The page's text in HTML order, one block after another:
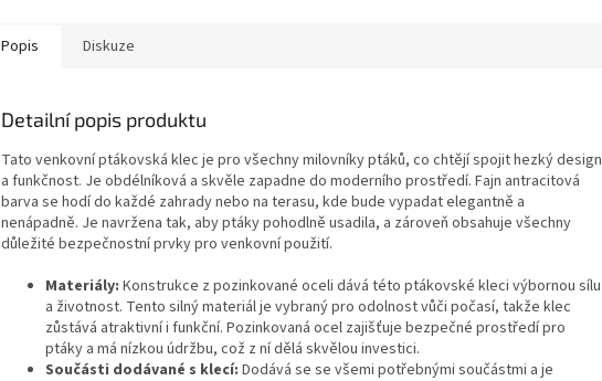
Popis Diskuze
Detailní popis produktu
Tato venkovní ptákovská klec je pro všechny milovníky ptáků, co chtějí spojit hezký design
a funkčnost. Je obdélníková a skvěle zapadne do moderního prostředí. Fajn antracitová
barva se hodí do každé zahrady nebo na terasu, kde bude vypadat elegantně a
nenápadně. Je navržena tak, aby ptáky pohodlně usadila, a zároveň obsahuje všechny
důležité bezpečnostní prvky pro venkovní použití.
Materiály: Konstrukce z pozinkované oceli dává této ptákovské kleci výbornou sílu
a životnost. Tento silný materiál je vybraný pro odolnost vůči počasí, takže klec
zůstává atraktivní i funkční. Pozinkovaná ocel zajišťuje bezpečné prostředí pro
ptáky a má nízkou údržbu, což z ní dělá skvělou investici.
Součásti dodávané s klecí: Dodává se se všemi potřebnými součástmi a je